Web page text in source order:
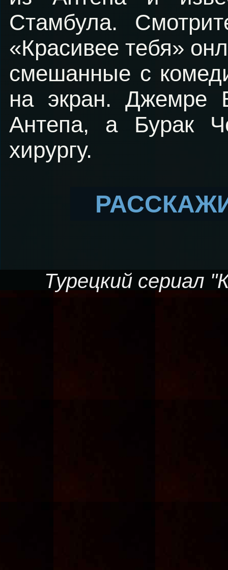
Стамбула.
«Красивее тебя»
смешанные с
на экран. Джемре
Антепа, а Бурак
хирургу.
Турецкий сериал